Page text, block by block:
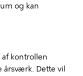
og kan
af kontrollen
Dette vil